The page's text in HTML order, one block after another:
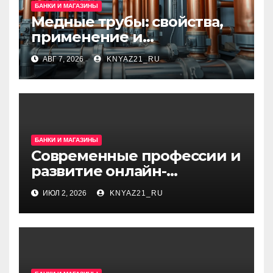
БАНКИ И МАГАЗИНЫ
Медные трубы: свойства,
применение и
особенности выбора
АВГ 7, 2026 KNYAZ21_RU
БАНКИ И МАГАЗИНЫ
Современные профессии и
развитие онлайн-
образования
ИЮЛ 2, 2026 KNYAZ21_RU